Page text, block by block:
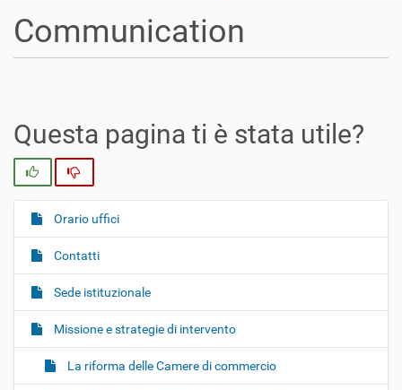
Communication
Questa pagina ti è stata utile?
N
a
v
g
a
i
Orario uffici
Contatti
Sede istituzionale
Missione e strategie di intervento
La riforma delle Camere di commercio